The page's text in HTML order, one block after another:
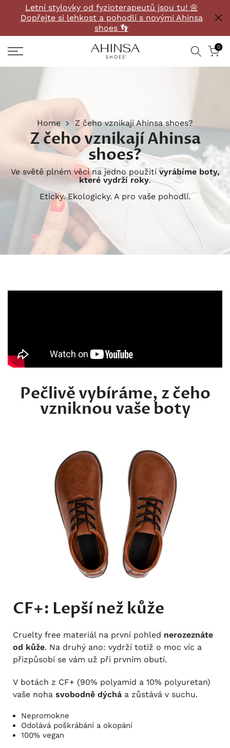
Přeskočit
Letní stylovky od fyzioterapeutů jsou tu! 🌼
Dopřejte si lehkost a pohodlí s novými Ahinsa
shoes 👣
0
Home Z čeho vznikají Ahinsa shoes?
Z čeho vznikají Ahinsa
shoes?
Ve světě plném věcí na jedno použitívyrábíme boty,
které vydrží roky.
Eticky. Ekologicky. A pro vaše pohodlí.
Pečlivě vybíráme, z čeho
vzniknou vaše boty
CF+: Lepší než kůže
Cruelty free materiál na první pohled nerozeznáte
od kůže. Na druhý ano: vydrží totiž o moc víc a
přizpůsobí se vám už při prvním obutí.
V botách z CF+ (90% polyamid a 10% polyuretan)
vaše noha svobodně dýchá a zůstává v suchu.
Nepromokne
Odolává poškrábání a okopání
100% vegan